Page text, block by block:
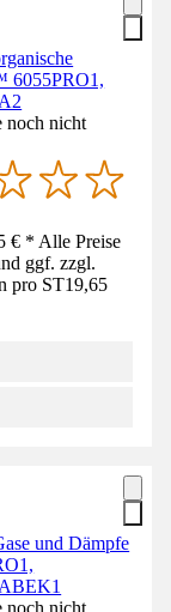
6055PRO1,
noch nicht
€ * Alle Preise
ggf. zzgl.
pro ST19,65
und Dämpfe
noch nicht